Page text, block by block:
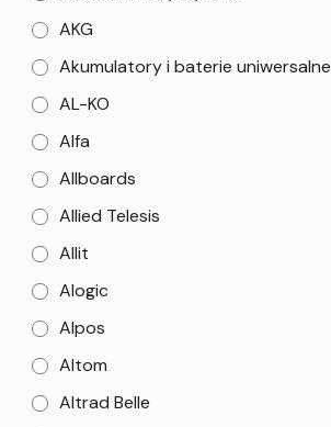
AKG
Akumulatory i baterie uniwersalne
AL-KO
Alfa
Allboards
Allied Telesis
Allit
Alogic
Alpos
Altom
Altrad Belle